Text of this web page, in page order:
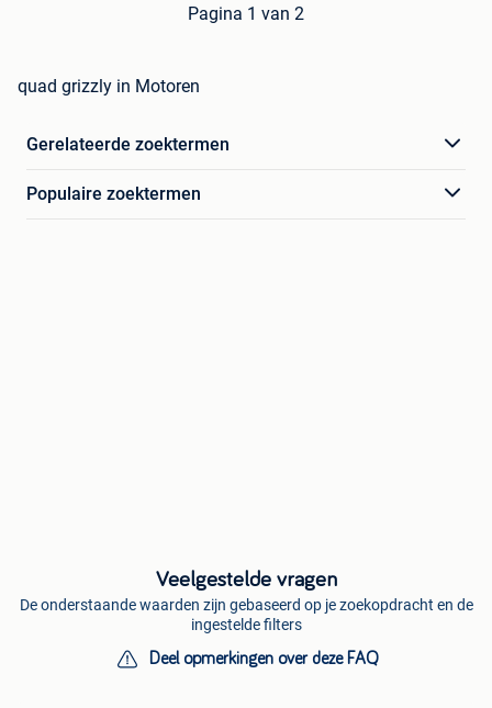
Pagina 1 van 2
quad grizzly in Motoren
Gerelateerde zoektermen
Populaire zoektermen
Veelgestelde vragen
De onderstaande waarden zijn gebaseerd op je zoekopdracht en de
ingestelde filters
Deel opmerkingen over deze FAQ